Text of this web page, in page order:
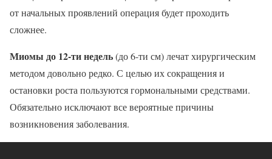
от начальных проявлений операция будет проходить
сложнее.
Миомы до 12-ти недель(до 6-ти см) лечат хирургическим
методом довольно редко. С целью их сокращения и
остановки роста пользуются гормональными средствами.
Обязательно исключают все вероятные причины
возникновения заболевания.